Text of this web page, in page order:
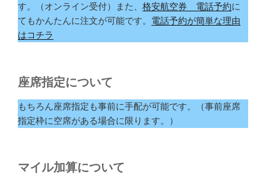
す。（オンライン受付）また、 格安航空券 電話予約に
てもかんたんに注文が可能です。 電話予約が簡単な理由
はコチラ
座席指定について
もちろん座席指定も事前に手配が可能です。（事前座席
指定枠に空席がある場合に限ります。）
マイル加算について